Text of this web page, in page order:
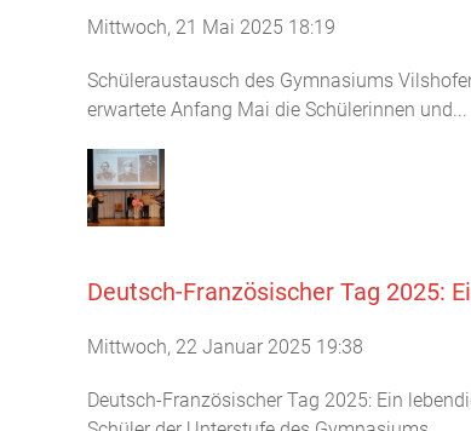
Mittwoch, 21 Mai 2025 18:19
Schüleraustausch des Gymnasiums
erwartete Anfang Mai die Schülerinnen und...
Deutsch-Französischer Tag 2025:
Mittwoch, 22 Januar 2025 19:38
Deutsch-Französischer Tag 2025: Ein